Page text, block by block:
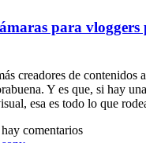
para
creadores de contenidos
Y es que, si hay
esa es todo lo que
comentarios